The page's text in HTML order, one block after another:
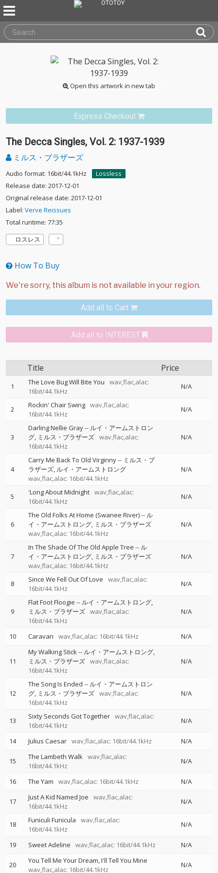
Open this artwork in new tab
Express Checkout
The Decca Singles, Vol. 2: 1937-1939
ミルス・ブラザーズ
Audio format: 16bit/44.1kHz
Lossless
Release date: 2017-12-01
Original release date: 2017-12-01
Label: Verve Reissues
Total runtime: 77:35
ロスレス
How To Buy
Add all to Cart
Add all to INTEREST
Title Price
1 The Love Bug Will Bite You
wav,flac,alac:
16bit/44.1kHz
N/A
2 Rockin' Chair Swing wav,flac,alac:
16bit/44.1kHz
N/A
3
Darling Nellie Gray-- ルイ・アームストロン
グ ミルス・ブラザーズ wav,flac,alac:
16bit/44.1kHz
N/A
4
Carry Me Back To Old Virginny-- ミルス・ブ
ラザーズ ルイ・アームストロング
wav,flac,alac: 16bit/44.1kHz
N/A
5 'Long About Midnight wav,flac,alac:
16bit/44.1kHz
N/A
6
The Old Folks At Home (Swanee River)-- ル
イ・アームストロング ミルス・ブラザーズ
wav,flac,alac: 16bit/44.1kHz
N/A
7
In The Shade Of The Old Apple Tree -- ル
イ・アームストロング ミルス・ブラザーズ
wav,flac,alac: 16bit/44.1kHz
N/A
8 Since We Fell Out Of Love
wav,flac,alac:
16bit/44.1kHz
N/A
9
Flat Foot Floogie -- ルイ・アームストロング
ミルス・ブラザーズ wav,flac,alac:
16bit/44.1kHz
N/A
10 Caravan wav,flac,alac: 16bit/44.1kHz N/A
11
My Walking Stick-- ルイ・アームストロング
ミルス・ブラザーズ wav,flac,alac:
16bit/44.1kHz
N/A
12
The Song Is Ended -- ルイ・アームストロン
グ ミルス・ブラザーズ wav,flac,alac:
16bit/44.1kHz
N/A
13 Sixty Seconds Got Together wav,flac,alac:
16bit/44.1kHz
N/A
14 Julius Caesar wav,flac,alac: 16bit/44.1kHz N/A
15 The Lambeth Walk wav,flac,alac:
16bit/44.1kHz
N/A
16 The Yam wav,flac,alac: 16bit/44.1kHz N/A
17 Just A Kid Named Joe
wav,flac,alac:
16bit/44.1kHz
N/A
18 Funiculi Funicula
wav,flac,alac:
16bit/44.1kHz
N/A
19 Sweet Adeline wav,flac,alac: 16bit/44.1kHz N/A
20
You Tell Me Your Dream, I'll Tell You Mine
wav,flac,alac: 16bit/44.1kHz
N/A